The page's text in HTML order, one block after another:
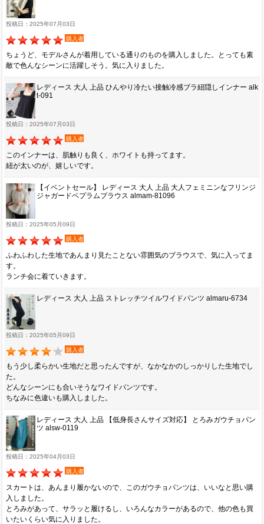
投稿日：2025年07月03日
購入者
ちょうど、モデルさんが着用している通りのものを購入しました。とっても素
敵で色んなシーンに活躍しそう。気に入りました。
レディース 大人 上品 ひんやり冷たい接触冷感ブラ紐隠しインナー alk
t-091
投稿日：2025年07月03日
購入者
このインナーは、肌触りも良く、ホワイトも持ってます。
紐が太いのが、嬉しいです。
【イベントセール】 レディース 大人 上品 大人フェミニンなフリンジ
ジャガードペプラムブラウス almam-81096
投稿日：2025年05月09日
購入者
ふわふわした生地であんまり見たことない雰囲気のブラウスで、気に入ってま
す。
ランチ会に着ていきます。
レディース 大人 上品 ストレッチツイルワイドパンツ almaru-6734
投稿日：2025年05月09日
購入者
もう少し柔らかい生地だと思ったんですが、なかなかのしっかりした生地でし
た。
どんなシーンにも合いそうなワイドパンツです。
ちなみに色違いも購入しました。
レディース 大人 上品 【低身長さんサイズ対応】 とろみガウチョパン
ツ alsw-0119
投稿日：2025年04月03日
購入者
スカートは、あんまり履かないので、このガウチョパンツは、いいなと思い購
入しました。
とろみがあって、サラッと履けるし、いろんなカラーがあるので、他の色も買
いたいくらい気に入りました。